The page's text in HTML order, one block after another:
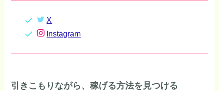
X
Instagram
引きこもりながら、稼げる方法を見つける